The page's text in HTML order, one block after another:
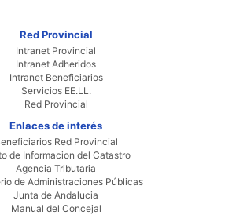
Red Provincial
Intranet Provincial
Intranet Adheridos
Intranet Beneficiarios
Servicios EE.LL.
Red Provincial
Enlaces de interés
Red Provincial
de Informacion del Catastro
Agencia Tributaria
de Administraciones Públicas
Junta de Andalucia
Manual del Concejal